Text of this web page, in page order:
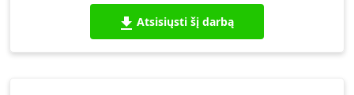
Atsisiųsti šį darbą